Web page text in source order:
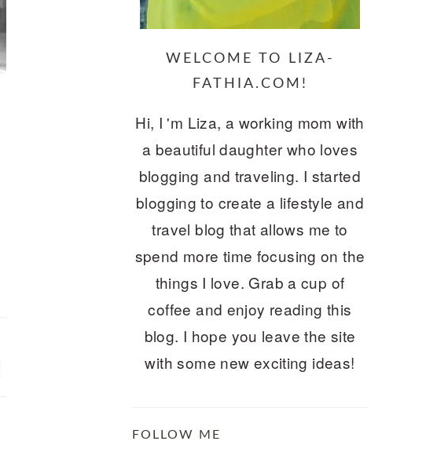
WELCOME TO LIZA-
FATHIA.COM!
Hi, I 'm Liza, a working mom with
a beautiful daughter who loves
blogging and traveling. I started
blogging to create a lifestyle and
travel blog that allows me to
spend more time focusing on the
things I love. Grab a cup of
coffee and enjoy reading this
blog. I hope you leave the site
with some new exciting ideas!
FOLLOW ME